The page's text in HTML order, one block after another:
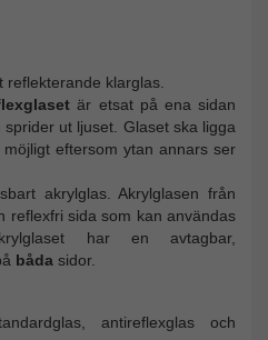
reflekterande klarglas.
är etsat på ena sidan
ut ljuset. Glaset ska ligga
eftersom ytan annars ser
akrylglas. Akrylglasen från
reflexfri sida som kan användas
har en avtagbar,
båda sidor.
antireflexglas och